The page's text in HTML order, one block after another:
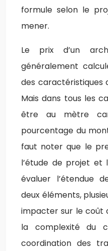
formule selon le
mener.
Le prix d’un
généralement
des caractéristiques
Mais dans tous les
être au mètre
pourcentage du
faut noter que le
l’étude de projet et
évaluer l’étendue
deux éléments,
impacter sur le coût
la complexité du
coordination des